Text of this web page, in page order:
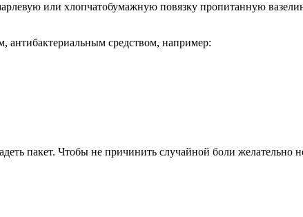
или хлопчатобумажную повязку пропитанную
средством, например:
пакет. Чтобы не причинить случайной боли желательно